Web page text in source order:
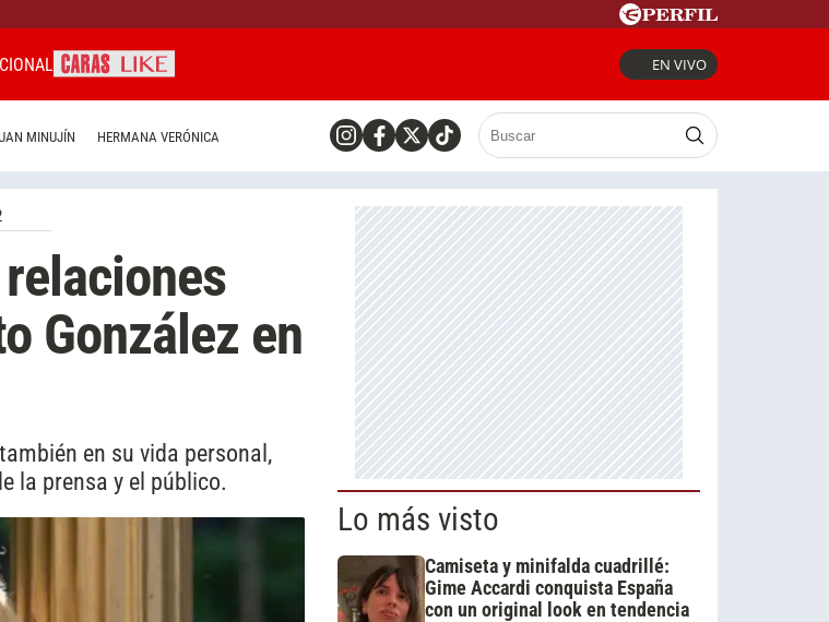
EN VIVO
MINUJÍN HERMANA VERÓNICA
González en
en su vida personal,
la prensa y el público.
Lo más visto
Camiseta y minifalda cuadrillé:
Gime Accardi conquista España
con un original look en tendencia